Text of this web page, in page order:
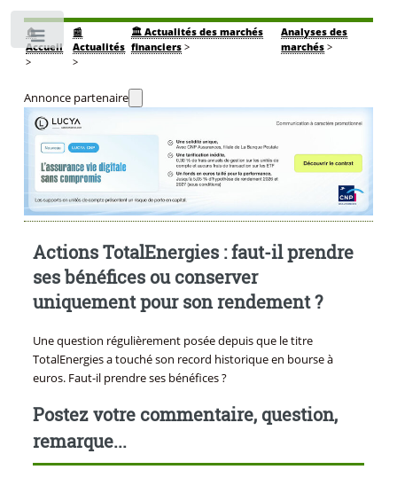
🏠
Accueil
>
📰
Actualités
>
🏛️ Actualités des marchés
financiers>
Analyses des
marchés >
Annonce partenaire
Actions TotalEnergies : faut-il prendre
ses bénéfices ou conserver
uniquement pour son rendement ?
Une question régulièrement posée depuis que le titre
TotalEnergies a touché son record historique en bourse à
euros. Faut-il prendre ses bénéfices ?
Postez votre commentaire, question,
remarque...
Toggle